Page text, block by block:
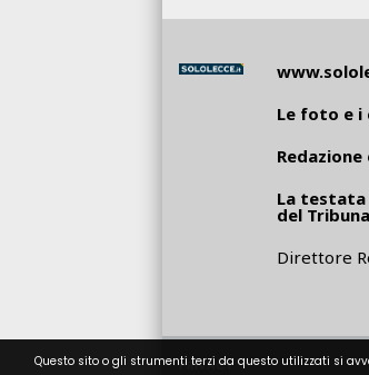
Le foto e i
La testata
del
Direttore
PRIVACY
Questo sito o gli strumenti terzi da questo utilizzati si